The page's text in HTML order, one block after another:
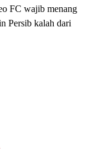
FC wajib menang
Persib kalah dari